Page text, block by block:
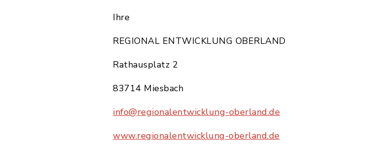
Ihre
REGIONAL ENTWICKLUNG OBERLAND
Rathausplatz 2
83714 Miesbach
info@regionalentwicklung-oberland.de
www.regionalentwicklung-oberland.de